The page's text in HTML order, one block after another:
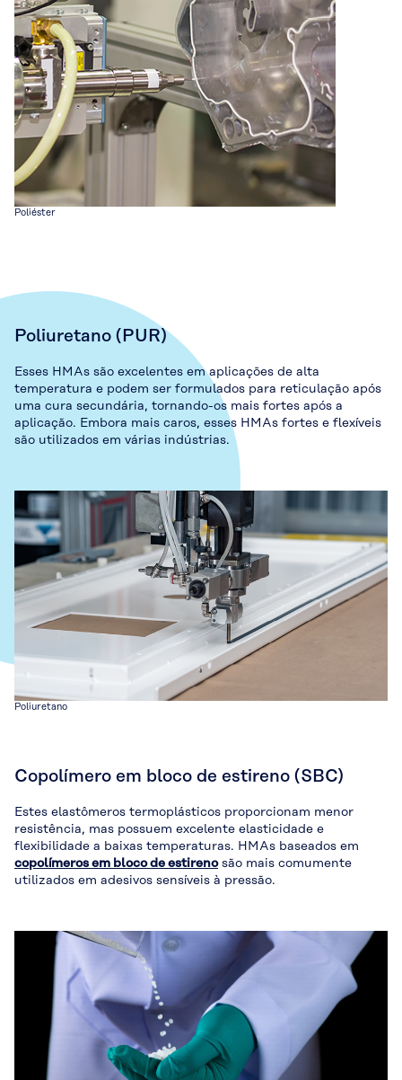
Poliéster
Poliuretano (PUR)
Esses HMAs são excelentes em aplicações de alta
temperatura e podem ser formulados para reticulação após
uma cura secundária, tornando-os mais fortes após a
aplicação. Embora mais caros, esses HMAs fortes e flexíveis
são utilizados em várias indústrias.
Poliuretano
Copolímero em bloco de estireno (SBC)
Estes elastômeros termoplásticos proporcionam menor
resistência, mas possuem excelente elasticidade e
flexibilidade a baixas temperaturas. HMAs baseados em
copolímeros em bloco de estirenosão mais comumente
utilizados em adesivos sensíveis à pressão.